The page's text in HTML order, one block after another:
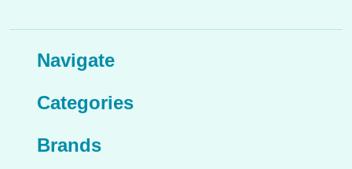
Navigate
Categories
Brands